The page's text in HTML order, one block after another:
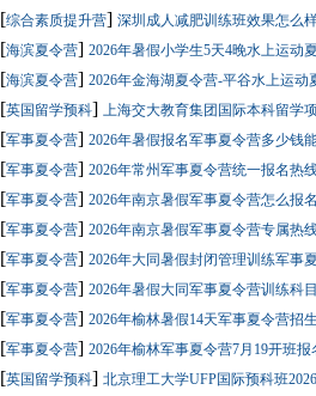
[综合素质提升营] 深圳成人减肥训练班效果怎么
[海滨夏令营] 2026年暑假小学生5天4晚水上运动
[海滨夏令营] 2026年金海湖夏令营-平谷水上运动
[英国留学预科] 上海交大教育集团国际本科留学
[军事夏令营] 2026年暑假报名军事夏令营多少钱
[军事夏令营] 2026年常州军事夏令营统一报名热
[军事夏令营] 2026年南京暑假军事夏令营怎么报名
[军事夏令营] 2026年南京暑假军事夏令营专属热
[军事夏令营] 2026年大同暑假封闭管理训练军事
[军事夏令营] 2026年暑假大同军事夏令营训练科目
[军事夏令营] 2026年榆林暑假14天军事夏令营招
[军事夏令营] 2026年榆林军事夏令营7月19开班报
[英国留学预科] 北京理工大学UFP国际预科班